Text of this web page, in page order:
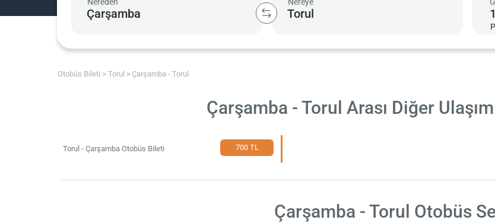
Otobüs Bileti Torul Çarşamba - Torul
Çarşamba - Torul Arası Diğer
Torul - Çarşamba Otobüs Bileti 700 TL
Çarşamba - Torul Otobüs